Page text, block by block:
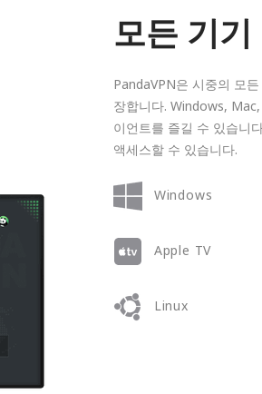
모든 기기
PandaVPN은 시중의 모
장합니다. Windows,
이언트를 즐길 수 있습니
액세스할 수 있습니다.
Windows
Apple TV
Linux